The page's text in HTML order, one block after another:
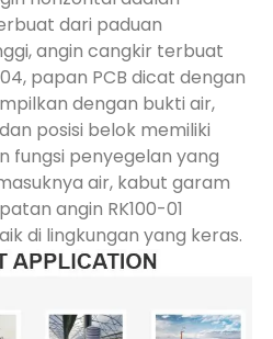
dari paduan
angin cangkir terbuat
papan PCB dicat dengan
dengan bukti air,
posisi belok memiliki
fungsi penyegelan yang
air, kabut garam
angin RK100-01
di lingkungan yang keras.